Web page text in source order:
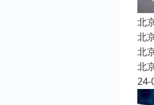
北
北
北
北
24-